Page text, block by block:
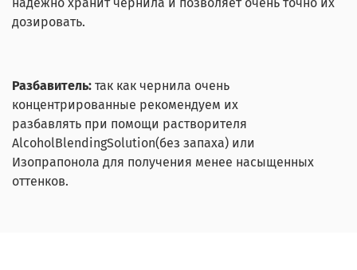
надежно хранит чернила и позволяет очень точно их
дозировать.
Разбавитель: так как чернила очень
концентрированные рекомендуем их
разбавлять при помощи растворителя
AlcoholBlendingSolution(без запаха) или
Изопрапонола для получения менее насыщенных
оттенков.